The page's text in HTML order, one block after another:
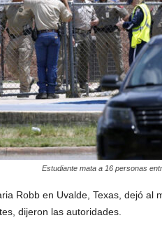
Estudiante mata a 16 personas
Robb en Uvalde, Texas, dejó al
dijeron las autoridades.